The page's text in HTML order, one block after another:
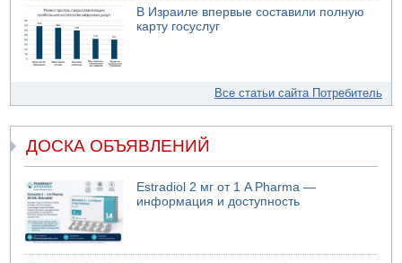
В Израиле впервые составили полную
карту госуслуг
Все статьи сайта Потребитель
ДОСКА ОБЪЯВЛЕНИЙ
Estradiol 2 мг от 1 A Pharma —
информация и доступность